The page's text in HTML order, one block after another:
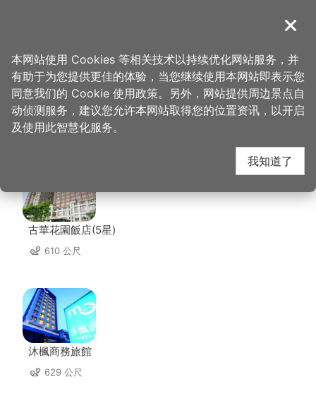
導覽
首页 > 想去的地方 > 住宿 > 怡香商务旅馆
怡香商务旅馆 周边住宿
古華花園飯店(5星)
610 公尺
沐楓商務旅館
629 公尺
关闭
本网站使用 Cookies 等相关技术以持续优化网站服务，并
有助于为您提供更佳的体验，当您继续使用本网站即表示您
同意我们的 Cookie 使用政策。另外，网站提供周边景点自
动侦测服务，建议您允许本网站取得您的位置资讯，以开启
及使用此智慧化服务。
我知道了